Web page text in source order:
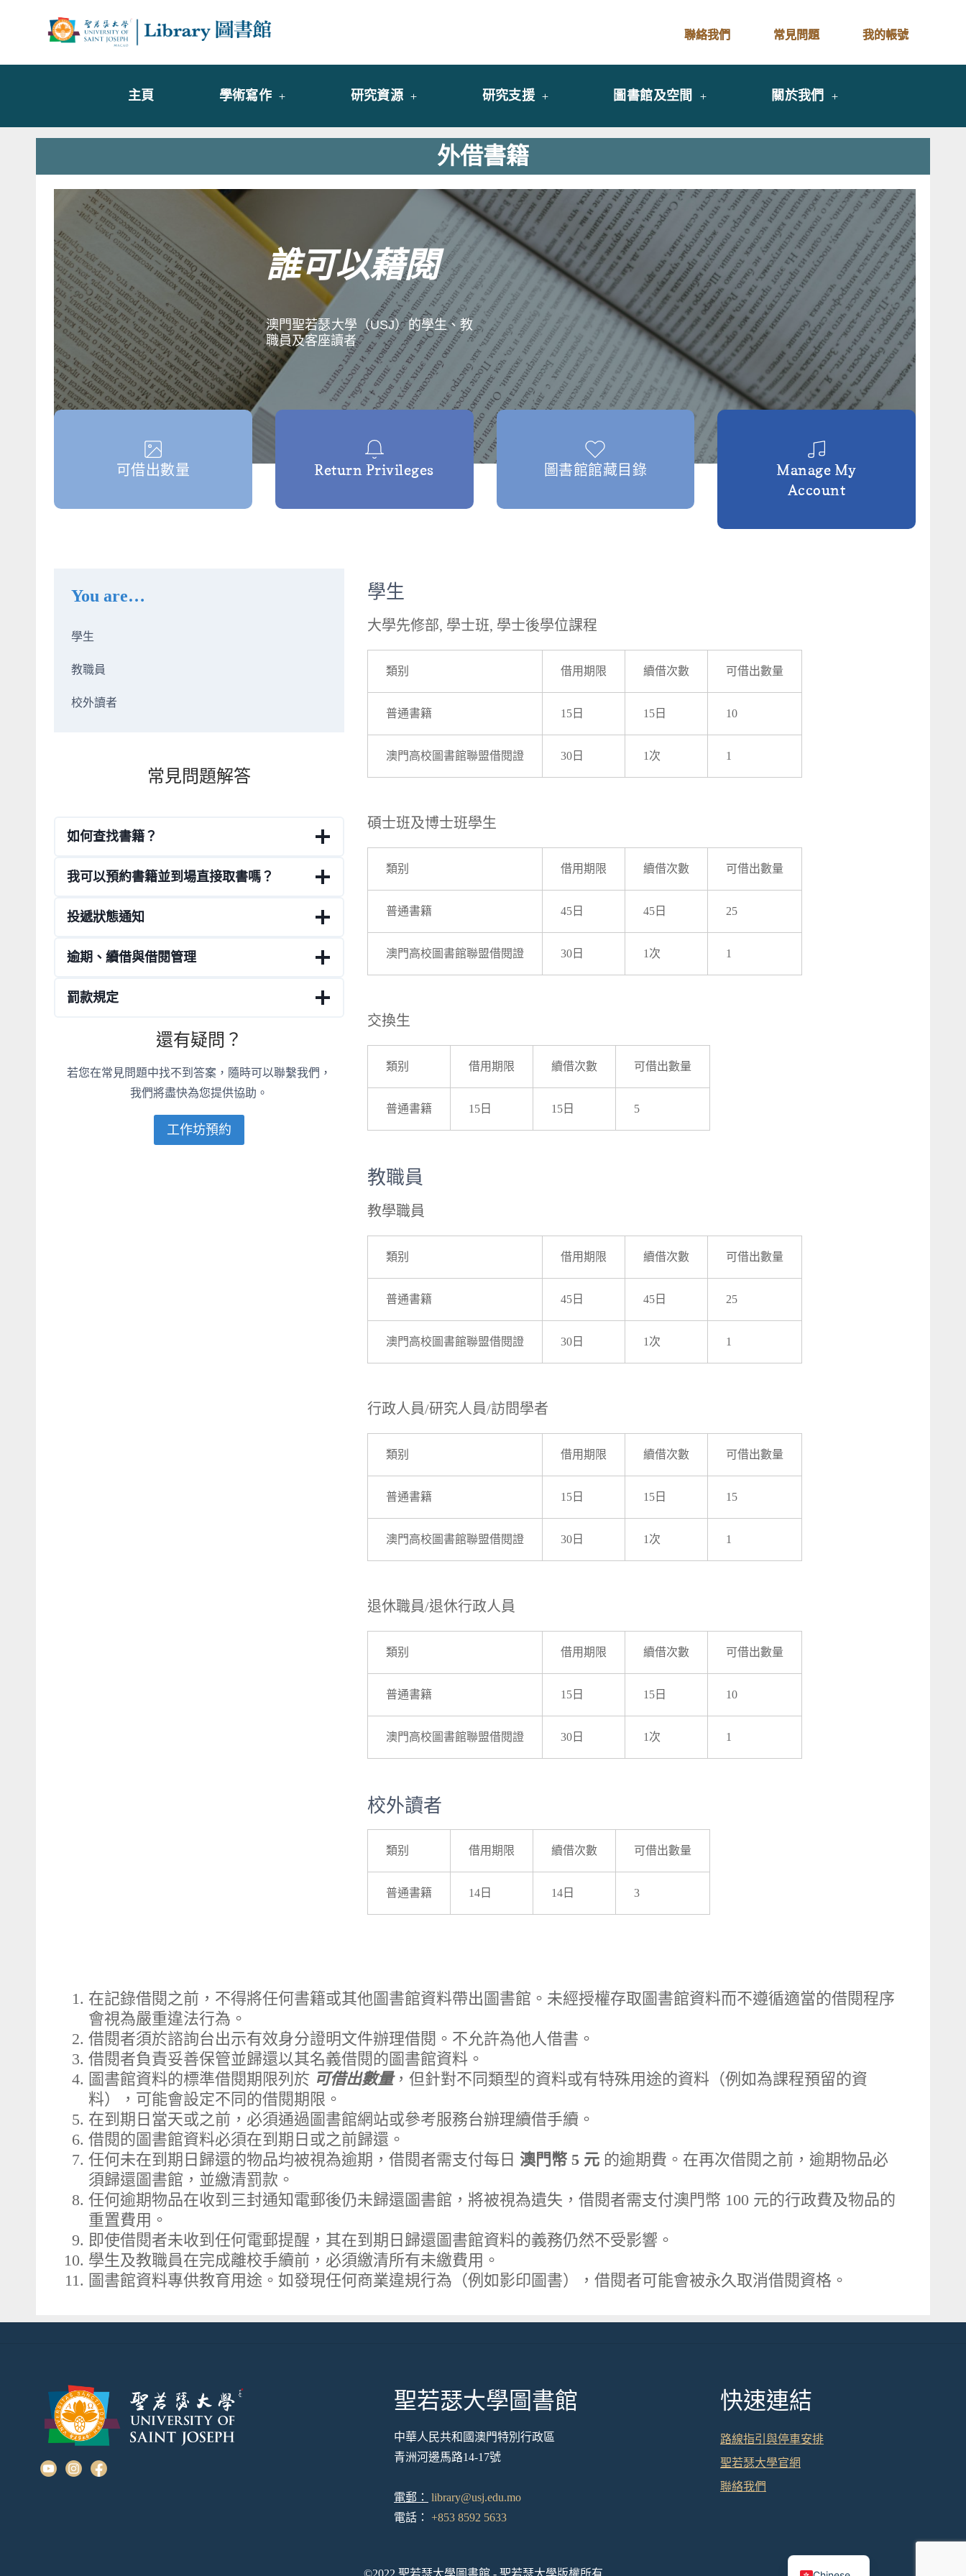
聯絡我們 常見問題 我的帳號
主頁 學術寫作 研究資源 研究支援 圖書館及空間 關於我們
外借書籍
誰可以藉閱
澳門聖若瑟大學（USJ）的學生、教
職員及客座讀者
可借出數量 Return Privileges 圖書館館藏目錄
Manage My
Account
You are…
學生
教職員
校外讀者
常見問題解答
如何查找書籍？
我可以預約書籍並到場直接取書嗎？
投遞狀態通知
逾期、續借與借閱管理
罰款規定
還有疑問？
若您在常見問題中找不到答案，隨時可以聯繫我們，
我們將盡快為您提供協助。
工作坊預約
學生
大學先修部, 學士班, 學士後學位課程
類别 借用期限 續借次數 可借出數量
普通書籍 15日 15日 10
澳門高校圖書館聯盟借閱證 30日 1次 1
碩士班及博士班學生
類别 借用期限 續借次數 可借出數量
普通書籍 45日 45日 25
澳門高校圖書館聯盟借閱證 30日 1次 1
交換生
類别 借用期限 續借次數 可借出數量
普通書籍 15日 15日 5
教職員
教學職員
類别 借用期限 續借次數 可借出數量
普通書籍 45日 45日 25
澳門高校圖書館聯盟借閱證 30日 1次 1
行政人員/研究人員/訪問學者
類别 借用期限 續借次數 可借出數量
普通書籍 15日 15日 15
澳門高校圖書館聯盟借閱證 30日 1次 1
退休職員/退休行政人員
類别 借用期限 續借次數 可借出數量
普通書籍 15日 15日 10
澳門高校圖書館聯盟借閱證 30日 1次 1
校外讀者
類别 借用期限 續借次數 可借出數量
普通書籍 14日 14日 3
在記錄借閱之前，不得將任何書籍或其他圖書館資料帶出圖書館。未經授權存取圖書館資料而不遵循適當的借閱程序
會視為嚴重違法行為。
借閱者須於諮詢台出示有效身分證明文件辦理借閱。不允許為他人借書。
借閱者負責妥善保管並歸還以其名義借閱的圖書館資料。
圖書館資料的標準借閱期限列於 可借出數量，但針對不同類型的資料或有特殊用途的資料（例如為課程預留的資
料），可能會設定不同的借閱期限。
在到期日當天或之前，必須通過圖書館網站或參考服務台辦理續借手續。
借閱的圖書館資料必須在到期日或之前歸還。
任何未在到期日歸還的物品均被視為逾期，借閱者需支付每日 澳門幣 5 元 的逾期費。在再次借閱之前，逾期物品必
須歸還圖書館，並繳清罰款。
任何逾期物品在收到三封通知電郵後仍未歸還圖書館，將被視為遺失，借閱者需支付澳門幣 100 元的行政費及物品的
重置費用。
即使借閱者未收到任何電郵提醒，其在到期日歸還圖書館資料的義務仍然不受影響。
學生及教職員在完成離校手續前，必須繳清所有未繳費用。
圖書館資料專供教育用途。如發現任何商業違規行為（例如影印圖書），借閱者可能會被永久取消借閱資格。
聖若瑟大學圖書館
中華人民共和國澳門特別行政區
青洲河邊馬路14-17號
電郵：
library@usj.edu.mo
電話：
+853 8592 5633
快速連結
路線指引與停車安排
聖若瑟大學官網
聯絡我們
©2022 聖若瑟大學圖書館 - 聖若瑟大學版權所有